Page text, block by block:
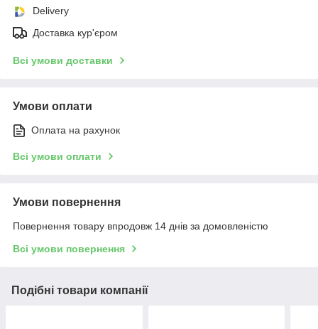
Delivery
Доставка кур'єром
Всі умови доставки
Умови оплати
Оплата на рахунок
Всі умови оплати
Умови повернення
Повернення товару впродовж 14 днів за домовленістю
Всі умови повернення
Подібні товари компанії